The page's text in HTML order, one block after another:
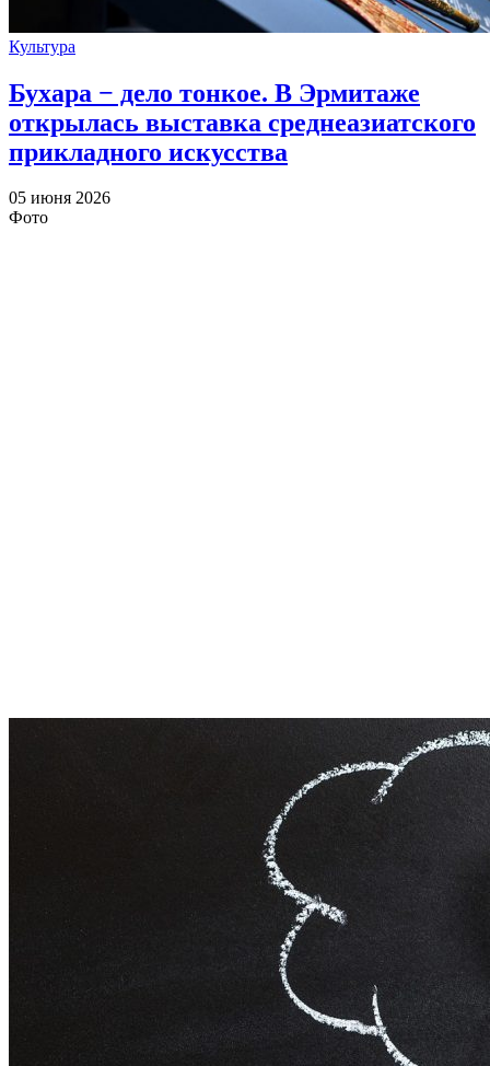
Культура
Бухара − дело тонкое. В Эрмитаже
открылась выставка среднеазиатского
прикладного искусства
05 июня 2026
Фото